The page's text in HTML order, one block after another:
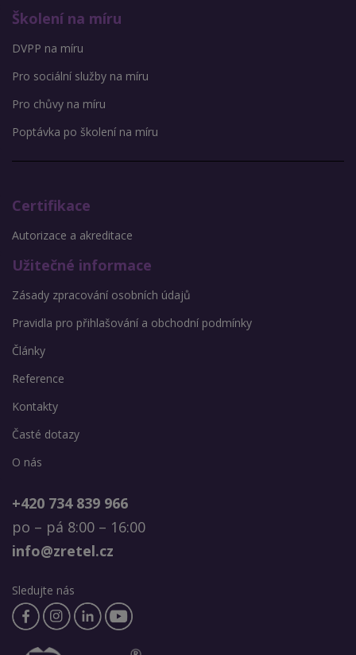
Školení na míru
DVPP na míru
Pro sociální služby na míru
Pro chůvy na míru
Poptávka po školení na míru
Certifikace
Autorizace a akreditace
Užitečné informace
Zásady zpracování osobních údajů
Pravidla pro přihlašování a obchodní podmínky
Články
Reference
Kontakty
Časté dotazy
O nás
+420 734 839 966
po – pá 8:00 – 16:00
info@zretel.cz
Sledujte nás